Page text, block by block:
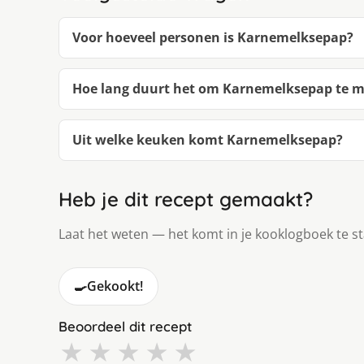
Voor hoeveel personen is Karnemelksepap?
Hoe lang duurt het om Karnemelksepap te
Uit welke keuken komt Karnemelksepap?
Heb je dit recept gemaakt?
Laat het weten — het komt in je kooklogboek te
🍳Gekookt!
Beoordeel dit recept
★ ★ ★ ★ ★